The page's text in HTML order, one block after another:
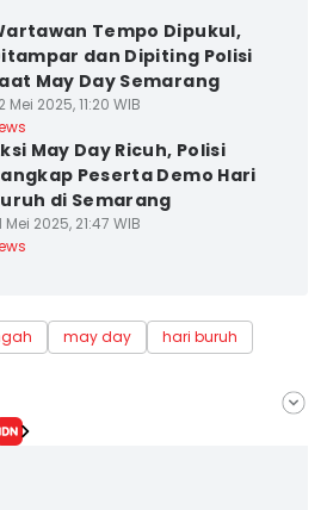
Tempo Dipukul,
dan Dipiting Polisi
May Day Semarang
Mei 2025, 11:20 WIB
May Day Ricuh, Polisi
Peserta Demo Hari
di Semarang
Mei 2025, 21:47 WIB
may day hari buruh